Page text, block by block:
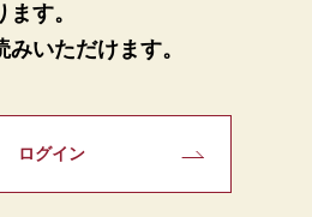
す。
いただけます。
ログイン